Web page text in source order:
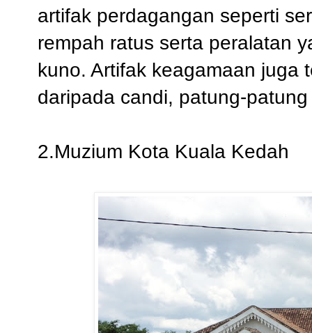
artifak perdagangan seperti
rempah ratus serta peralatan
kuno. Artifak keagamaan juga
daripada candi, patung-
2.Muzium Kota Kuala Kedah